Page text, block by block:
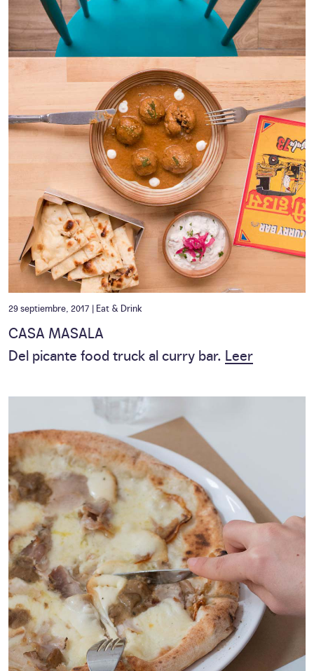
29 septiembre, 2017 | Eat & Drink
CASA MASALA
Del picante food truck al curry bar. Leer